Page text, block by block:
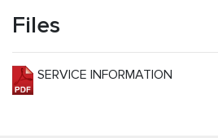
Files
SERVICE INFORMATION